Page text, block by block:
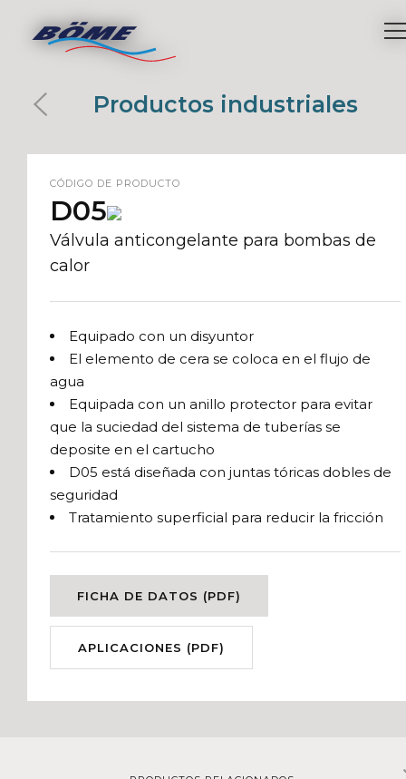
Productos industriales
CÓDIGO DE PRODUCTO
D05
Válvula anticongelante para bombas de
calor
Equipado con un disyuntor
El elemento de cera se coloca en el flujo de
agua
Equipada con un anillo protector para evitar
que la suciedad del sistema de tuberías se
deposite en el cartucho
D05 está diseñada con juntas tóricas dobles de
seguridad
Tratamiento superficial para reducir la fricción
FICHA DE DATOS (PDF)
APLICACIONES (PDF)